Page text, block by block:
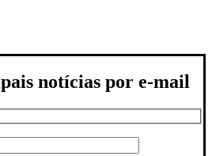
notícias por e-mail